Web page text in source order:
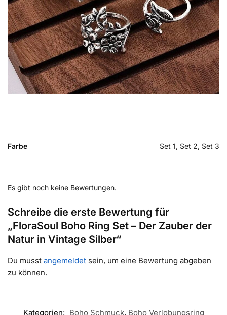
Farbe Set 1, Set 2, Set 3
Es gibt noch keine Bewertungen.
Schreibe die erste Bewertung für
„FloraSoul Boho Ring Set – Der Zauber der
Natur in Vintage Silber“
Du musst angemeldet sein, um eine Bewertung abgeben
zu können.
Kategorien: Boho Schmuck, Boho Verlobungsring